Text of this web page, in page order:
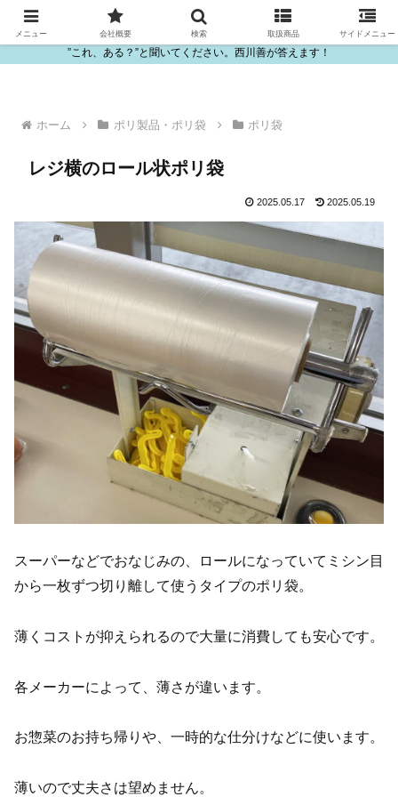
ビニール・プラスチック製品の卸販売は西川善
”これ、ある？”と聞いてください。西川善が答えます！
ホーム ポリ製品・ポリ袋 ポリ袋
レジ横のロール状ポリ袋
2025.05.17 2025.05.19
スーパーなどでおなじみの、ロールになっていてミシン目
から一枚ずつ切り離して使うタイプのポリ袋。
薄くコストが抑えられるので大量に消費しても安心です。
各メーカーによって、薄さが違います。
お惣菜のお持ち帰りや、一時的な仕分けなどに使います。
薄いので丈夫さは望めません。
メニュー 会社概要 検索 取扱商品 サイドメニュー